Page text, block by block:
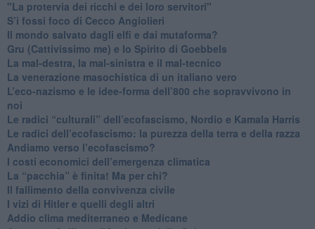
"La protervia dei ricchi e dei loro servitori"
S’i fossi foco di Cecco Angiolieri
​Il mondo salvato dagli elfi e dai mutaforma?
Gru (Cattivissimo me) e lo Spirito di Goebbels
​La mal-destra, la mal-sinistra e il mal-tecnico
​La venerazione masochistica di un italiano vero
​L’eco-nazismo e le idee-forma dell’800 che sopravvivono in
noi
​Le radici “culturali” dell’ecofascismo, Nordio e Kamala Harris
Le radici dell’ecofascismo: la purezza della terra e della razza
Andiamo verso l’ecofascismo?
I costi economici dell’emergenza climatica
​La “pacchia” è finita! Ma per chi?
​Il fallimento della convivenza civile
​I vizi di Hitler e quelli degli altri
Addio clima mediterraneo e Medicane